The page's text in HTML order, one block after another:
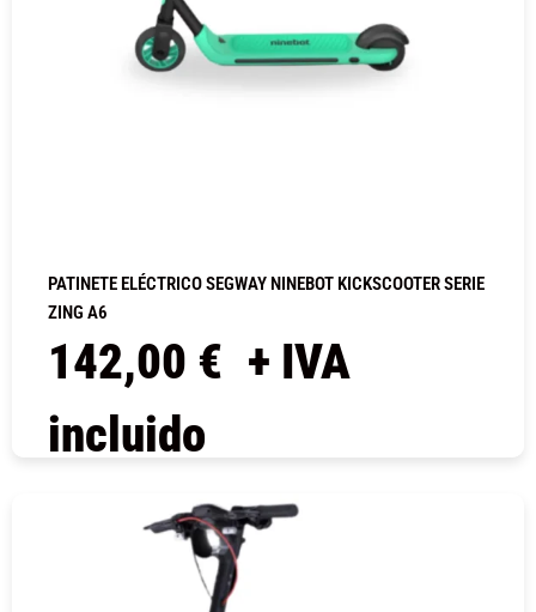
PATINETE ELÉCTRICO SEGWAY NINEBOT KICKSCOOTER SERIE
ZING A6
142,00 € + IVA
incluido